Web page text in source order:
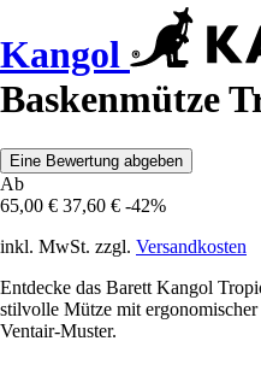
Kangol
Baskenmütze
Eine Bewertung abgeben
Ab
65,00 € 37,60 € -42%
inkl. MwSt. zzgl. Versandkosten
Entdecke das Barett Kangol
stilvolle Mütze mit
Ventair-Muster.